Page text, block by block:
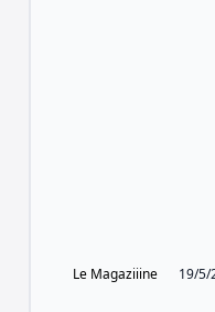
Le Magaziiine 19/5/